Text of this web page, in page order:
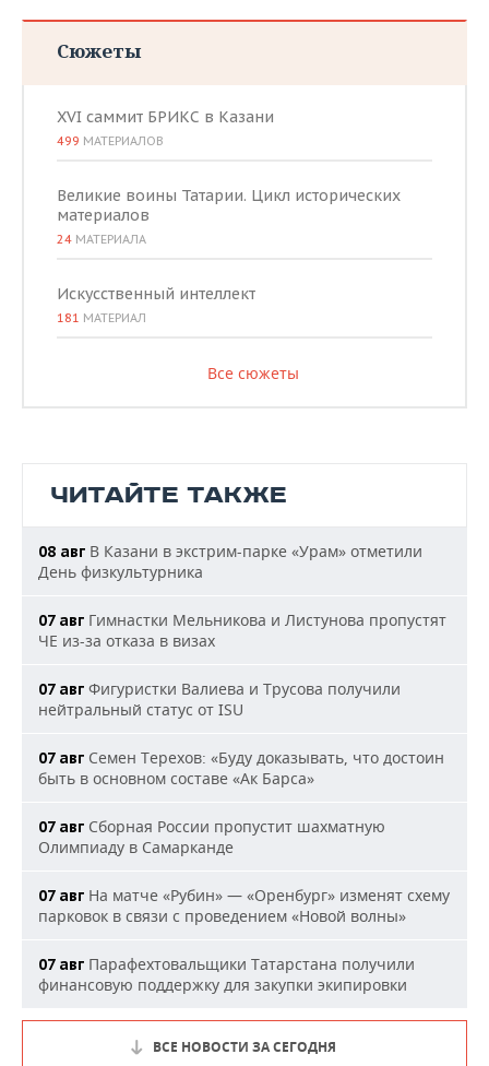
Сюжеты
XVI саммит БРИКС в Казани
499 МАТЕРИАЛОВ
Великие воины Татарии. Цикл исторических
материалов
24 МАТЕРИАЛА
Искусственный интеллект
181 МАТЕРИАЛ
Все сюжеты
ЧИТАЙТЕ ТАКЖЕ
08 авг В Казани в экстрим-парке «Урам» отметили
День физкультурника
07 авг Гимнастки Мельникова и Листунова пропустят
ЧЕ из-за отказа в визах
07 авг Фигуристки Валиева и Трусова получили
нейтральный статус от ISU
07 авг Семен Терехов: «Буду доказывать, что достоин
быть в основном составе «Ак Барса»
07 авг Сборная России пропустит шахматную
Олимпиаду в Самарканде
07 авг На матче «Рубин» — «Оренбург» изменят схему
парковок в связи с проведением «Новой волны»
07 авг Парафехтовальщики Татарстана получили
финансовую поддержку для закупки экипировки
ВСЕ НОВОСТИ ЗА СЕГОДНЯ